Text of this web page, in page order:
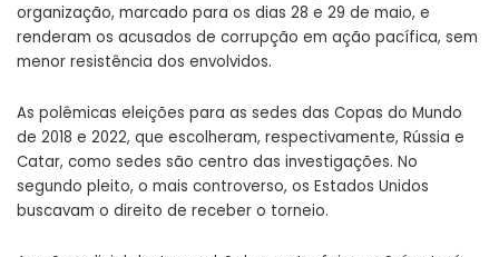
organização, marcado para os dias 28 e 29 de maio, e
renderam os acusados de corrupção em ação pacífica, sem
menor resistência dos envolvidos.
As polêmicas eleições para as sedes das Copas do Mundo
de 2018 e 2022, que escolheram, respectivamente, Rússia e
Catar, como sedes são centro das investigações. No
segundo pleito, o mais controverso, os Estados Unidos
buscavam o direito de receber o torneio.